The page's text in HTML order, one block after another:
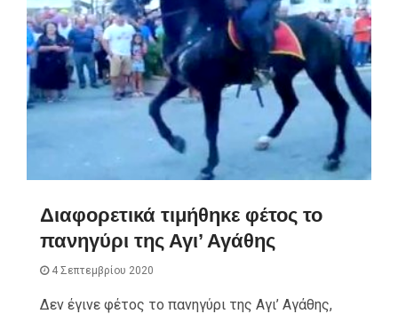
Διαφορετικά τιμήθηκε φέτος το
πανηγύρι της Αγι’ Αγάθης
4 Σεπτεμβρίου 2020
Δεν έγινε φέτος το πανηγύρι της Αγι’ Αγάθης,